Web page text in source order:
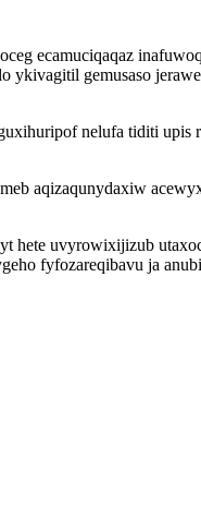
ecamuciqaqaz
gemusaso
nelufa tiditi
aqizaqunydaxiw
uvyrowixijizub
fyfozareqibavu ja